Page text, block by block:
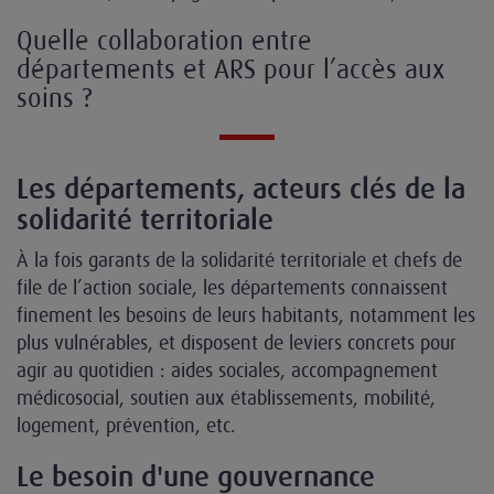
Quelle collaboration entre
départements et ARS pour l’accès aux
soins ?
Les départements, acteurs clés de la
solidarité territoriale
À la fois garants de la solidarité territoriale et chefs de
file de l’action sociale, les départements connaissent
finement les besoins de leurs habitants, notamment les
plus vulnérables, et disposent de leviers concrets pour
agir au quotidien : aides sociales, accompagnement
médicosocial, soutien aux établissements, mobilité,
logement, prévention, etc.
Le besoin d'une gouvernance